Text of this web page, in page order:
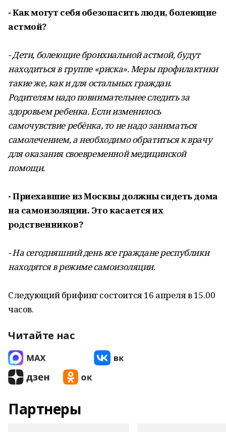
- Как могут себя обезопасить люди, болеющие
астмой?
- Дети, болеющие бронхиальной астмой, будут
находиться в группе «риска». Меры профилактики
такие же, как и для остальных граждан.
Родителям надо повнимательнее следить за
здоровьем ребенка. Если изменилось
самочувствие ребёнка, то не надо заниматься
самолечением, а необходимо обратиться к врачу
для оказания своевременной медицинской
помощи.
- Приехавшие из Москвы должны сидеть дома
на самоизоляции. Это касается их
родственников?
- На сегодняшний день все граждане республики
находятся в режиме самоизоляции.
Следующий брифинг состоится 16 апреля в 15.00
часов.
Читайте нас
Партнеры